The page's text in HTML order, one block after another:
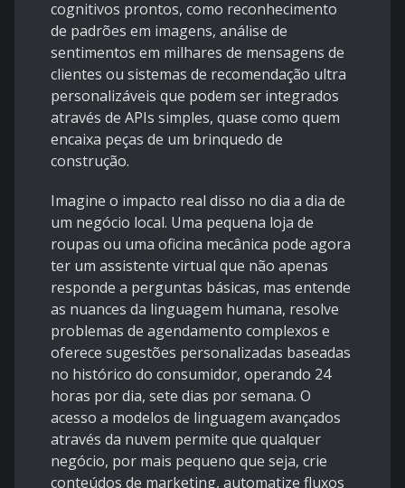
cognitivos prontos, como reconhecimento
de padrões em imagens, análise de
sentimentos em milhares de mensagens de
clientes ou sistemas de recomendação ultra
personalizáveis que podem ser integrados
através de APIs simples, quase como quem
encaixa peças de um brinquedo de
construção.
Imagine o impacto real disso no dia a dia de
um negócio local. Uma pequena loja de
roupas ou uma oficina mecânica pode agora
ter um assistente virtual que não apenas
responde a perguntas básicas, mas entende
as nuances da linguagem humana, resolve
problemas de agendamento complexos e
oferece sugestões personalizadas baseadas
no histórico do consumidor, operando 24
horas por dia, sete dias por semana. O
acesso a modelos de linguagem avançados
através da nuvem permite que qualquer
negócio, por mais pequeno que seja, crie
conteúdos de marketing, automatize fluxos